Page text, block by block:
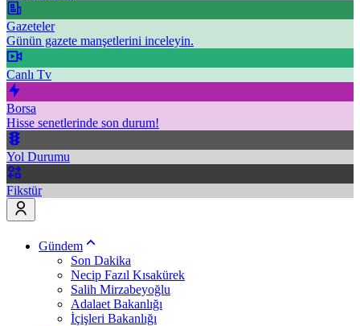
Gazeteler
Günün gazete manşetlerini inceleyin.
Canlı Tv
Borsa
Hisse senetlerinde son durum!
Yol Durumu
Fikstür
Gündem
Son Dakika
Necip Fazıl Kısakürek
Salih Mirzabeyoğlu
Adalaet Bakanlığı
İçişleri Bakanlığı